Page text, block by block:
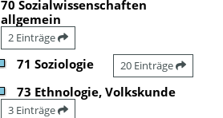
70 Sozialwissenschaften
allgemein
2 Einträge
71 Soziologie 20 Einträge
73 Ethnologie, Volkskunde
3 Einträge